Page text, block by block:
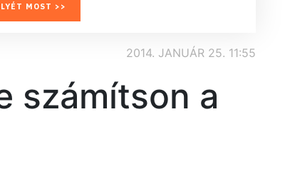
MOST >>
2014. JANUÁR 25. 11:55
számítson a